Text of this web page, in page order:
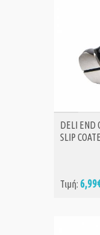
DELI END
SLIP
Τιμή: